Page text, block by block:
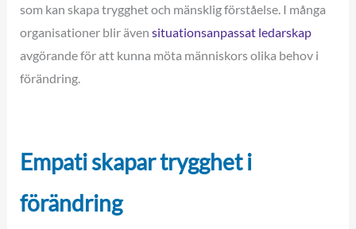
som kan skapa trygghet och mänsklig förståelse. I många
organisationer blir även situationsanpassat ledarskap
avgörande för att kunna möta människors olika behov i
förändring.
Empati skapar trygghet i
förändring